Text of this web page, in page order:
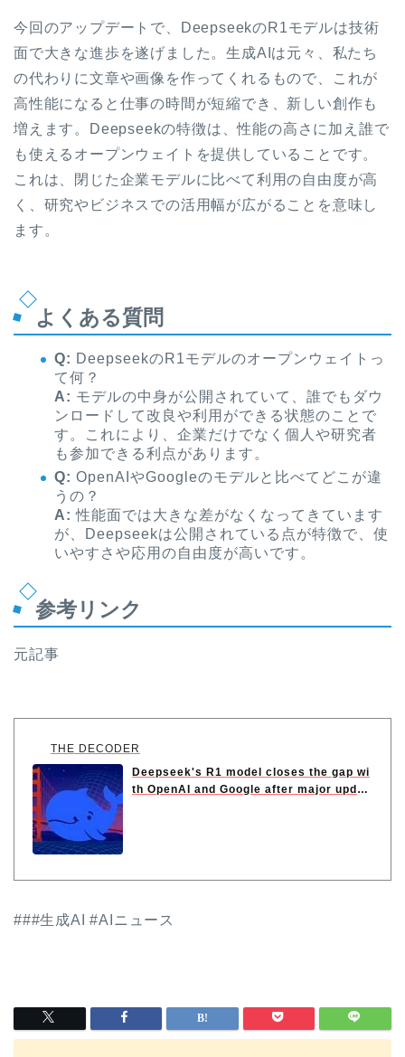
今回のアップデートで、DeepseekのR1モデルは技術
面で大きな進歩を遂げました。生成AIは元々、私たち
の代わりに文章や画像を作ってくれるもので、これが
高性能になると仕事の時間が短縮でき、新しい創作も
増えます。Deepseekの特徴は、性能の高さに加え誰で
も使えるオープンウェイトを提供していることです。
これは、閉じた企業モデルに比べて利用の自由度が高
く、研究やビジネスでの活用幅が広がることを意味し
ます。
よくある質問
Q: DeepseekのR1モデルのオープンウェイトっ
て何？
A: モデルの中身が公開されていて、誰でもダウ
ンロードして改良や利用ができる状態のことで
す。これにより、企業だけでなく個人や研究者
も参加できる利点があります。
Q: OpenAIやGoogleのモデルと比べてどこが違
うの？
A: 性能面では大きな差がなくなってきています
が、Deepseekは公開されている点が特徴で、使
いやすさや応用の自由度が高いです。
参考リンク
元記事
THE DECODER
Deepseek's R1 model closes the gap wi
th OpenAI and Google after major updat
###生成AI #AIニュース